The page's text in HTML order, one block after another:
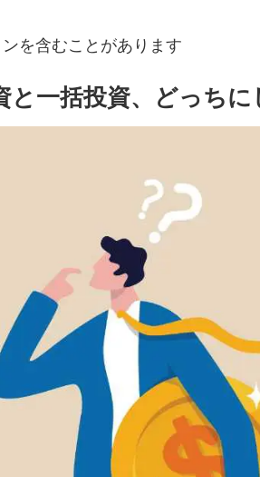
を含むことがあります
と一括投資、どっち